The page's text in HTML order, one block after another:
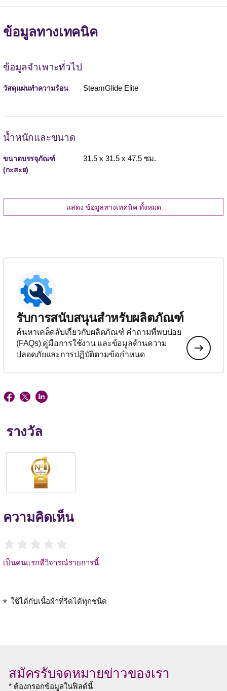
ข้อมูลทางเทคนิค
ข้อมูลจำเพาะทั่วไป
วัสดุแผ่นทำความร้อน SteamGlide Elite
น้ำหนักและขนาด
ขนาดบรรจุภัณฑ์
(กxสxย)
31.5 x 31.5 x 47.5 ซม.
แสดง ข้อมูลทางเทคนิค ทั้งหมด
รับการสนับสนุนสำหรับผลิตภัณฑ์
ค้นหาเคล็ดลับเกี่ยวกับผลิตภัณฑ์ คำถามที่พบบ่อย
(FAQs) คู่มือการใช้งาน และข้อมูลด้านความ
ปลอดภัยและการปฏิบัติตามข้อกำหนด
รางวัล
ความคิดเห็น
เป็นคนแรกที่วิจารณ์รายการนี้
ใช้ได้กับเนื้อผ้าที่รีดได้ทุกชนิด
สมัครรับจดหมายข่าวของเรา
* ต้องกรอกข้อมูลในฟิลด์นี้